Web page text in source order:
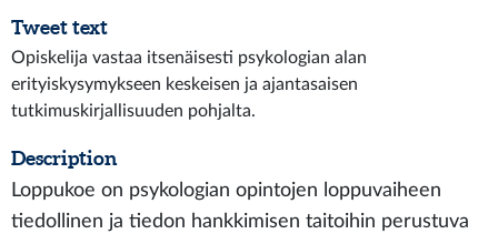
Tweet text
Opiskelija vastaa itsenäisesti psykologian alan
erityiskysymykseen keskeisen ja ajantasaisen
tutkimuskirjallisuuden pohjalta.
Description
Loppukoe on psykologian opintojen loppuvaiheen
tiedollinen ja tiedon hankkimisen taitoihin perustuva